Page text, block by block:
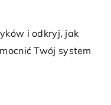
i odkryj, jak
Twój system